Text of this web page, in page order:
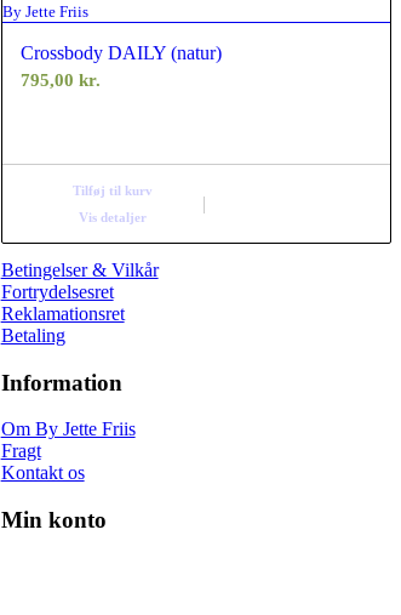
By Jette Friis
Crossbody DAILY (natur)
795,00 kr.
Tilføj til kurv
Vis detaljer
Betingelser & Vilkår
Fortrydelsesret
Reklamationsret
Betaling
Information
Om By Jette Friis
Fragt
Kontakt os
Min konto